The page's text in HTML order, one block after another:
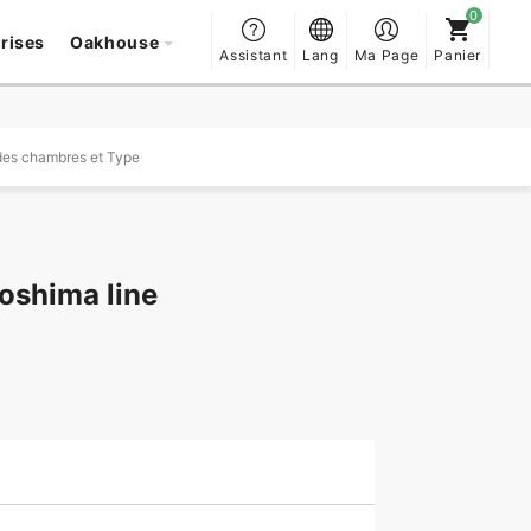
Oakhouse
Assistant Lang Ma Page Panier
chambres et Type
line